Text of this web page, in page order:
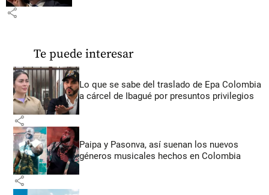
share
Te puede interesar
Lo que se sabe del traslado de Epa Colombia
a cárcel de Ibagué por presuntos privilegios
share
Paipa y Pasonva, así suenan los nuevos
géneros musicales hechos en Colombia
share